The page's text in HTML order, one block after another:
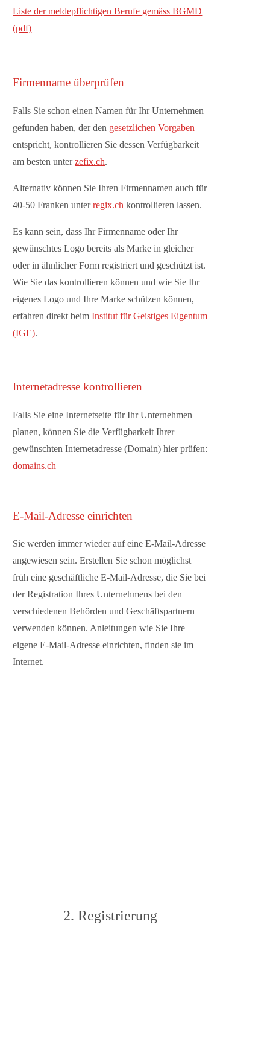
Liste der meldepflichtigen Berufe gemäss BGMD
(pdf)
Firmenname überprüfen
Falls Sie schon einen Namen für Ihr Unternehmen
gefunden haben, der den gesetzlichen Vorgaben
entspricht, kontrollieren Sie dessen Verfügbarkeit
am besten unterzefix.ch.
Alternativ können Sie Ihren Firmennamen auch für
40-50 Franken unterregix.ch kontrollieren lassen.
Es kann sein, dass Ihr Firmenname oder Ihr
gewünschtes Logo bereits als Marke in gleicher
oder in ähnlicher Form registriert und geschützt ist.
Wie Sie das kontrollieren können und wie Sie Ihr
eigenes Logo und Ihre Marke schützen können,
erfahren direkt beimInstitut für Geistiges Eigentum
(IGE).
Internetadresse kontrollieren
Falls Sie eine Internetseite für Ihr Unternehmen
planen, können Sie die Verfügbarkeit Ihrer
gewünschten Internetadresse (Domain) hier prüfen:
domains.ch
E-Mail-Adresse einrichten
Sie werden immer wieder auf eine E-Mail-Adresse
angewiesen sein. Erstellen Sie schon möglichst
früh eine geschäftliche E-Mail-Adresse, die Sie bei
der Registration Ihres Unternehmens bei den
verschiedenen Behörden und Geschäftspartnern
verwenden können. Anleitungen wie Sie Ihre
eigene E-Mail-Adresse einrichten, finden sie im
Internet.
2. Registrierung